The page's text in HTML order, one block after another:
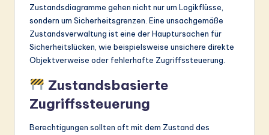
Zustandsdiagramme gehen nicht nur um Logikflüsse,
sondern um Sicherheitsgrenzen. Eine unsachgemäße
Zustandsverwaltung ist eine der Hauptursachen für
Sicherheitslücken, wie beispielsweise unsichere direkte
Objektverweise oder fehlerhafte Zugriffssteuerung.
Zustandsbasierte
Zugriffssteuerung
Berechtigungen sollten oft mit dem Zustand des